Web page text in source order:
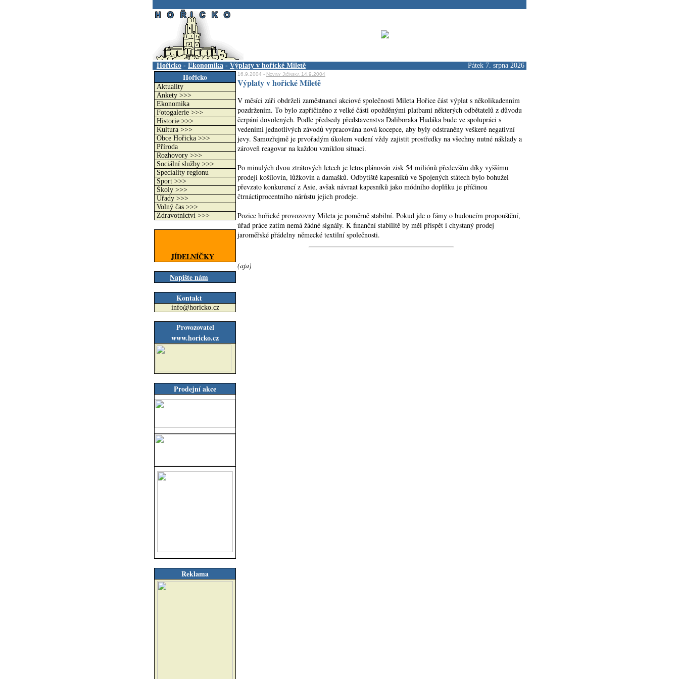
Hořicko - Ekonomika - Výplaty v hořické Miletě Pátek 7. srpna 2026
Hořicko
Aktuality
Ankety >>>
Ekonomika
Fotogalerie >>>
Historie >>>
Kultura >>>
Obce Hořicka >>>
Příroda
Rozhovory >>>
Sociální služby >>>
Speciality regionu
Sport >>>
Školy >>>
Úřady >>>
Volný čas >>>
Zdravotnictví >>>
JÍDELNÍČKY
Napište nám
Kontakt
info@horicko.cz
Provozovatel
www.horicko.cz
Prodejní akce
Reklama
16.9.2004 - Noviny Jičínska 14.9.2004
Výplaty v hořické Miletě
V měsíci záři obdrželi zaměstnanci akciové společnosti Mileta Hořice část výplat s několikadenním
pozdržením. To bylo zapřičiněno z velké části opožděnými platbami některých odbětatelů z důvodu
čerpání dovolených. Podle předsedy představenstva Daliboraka Hudáka bude ve spolupráci s
vedeními jednotlivých závodů vypracována nová kocepce, aby byly odstraněny veškeré negativní
jevy. Samozřejmě je prvořadým úkolem vedení vždy zajistit prostředky na všechny nutné náklady a
zároveň reagovar na každou vzniklou situaci.
Po minulých dvou ztrátových letech je letos plánován zisk 54 miliónů především díky vyššímu
prodeji košilovin, lůžkovin a damašků. Odbytiště kapesníků ve Spojených státech bylo bohužel
převzato konkurencí z Asie, avšak návraat kapesníků jako módního doplňku je příčinou
čtrnáctiprocentního nárůstu jejich prodeje.
Pozice hořické provozovny Mileta je poměrně stabilní. Pokud jde o fámy o budoucím propouštění,
úřad práce zatím nemá žádné signály. K finanční stabilitě by měl přispět i chystaný prodej
jaroměřské přádelny německé textilní společnosti.
(aja)